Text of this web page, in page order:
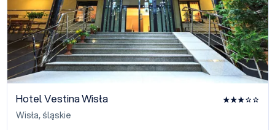
Hotel Vestina Wisła
Wisła, śląskie